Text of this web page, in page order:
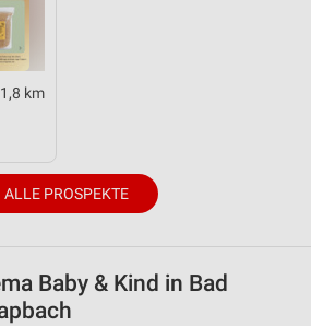
km
ALLE PROSPEKTE
Baby & Kind in Bad